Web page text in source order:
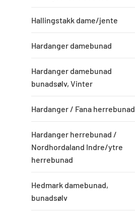
Hallingstakk dame/jente
Hardanger damebunad
Hardanger damebunad
bunadsølv, Vinter
Hardanger / Fana herrebunad
Hardanger herrebunad /
Nordhordaland Indre/ytre
herrebunad
Hedmark damebunad,
bunadsølv